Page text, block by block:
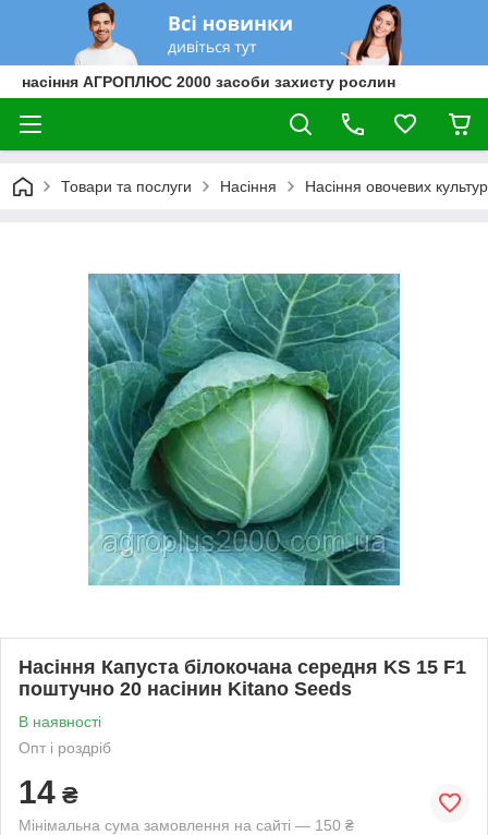
насіння АГРОПЛЮС 2000 засоби захисту рослин
Товари та послуги Насіння Насіння овочевих культур
Насіння Капуста білокочана середня KS 15 F1
поштучно 20 насінин Kitano Seeds
В наявності
Опт і роздріб
14 ₴
Мінімальна сума замовлення на сайті — 150 ₴